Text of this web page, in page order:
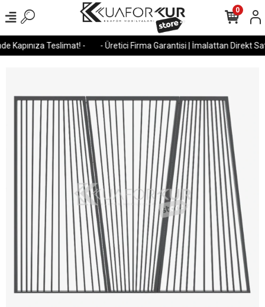
Kapınıza Teslimat! - - Üretici Firma Garantisi | İmalattan Direkt
0